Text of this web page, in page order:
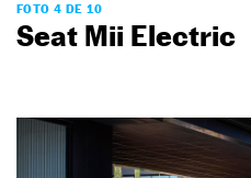
FOTO 4 DE 10
Seat Mii Electric